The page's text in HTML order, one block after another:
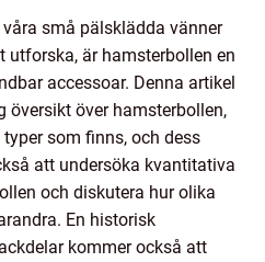
små pälsklädda vänner
är hamsterbollen en
accessoar. Denna artikel
översikt över hamsterbollen,
som finns, och dess
att undersöka kvantitativa
och diskutera hur olika
En historisk
kommer också att